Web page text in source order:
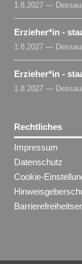
1.8.2027 —
Erzieher​*in -
1.8.2027 —
Erzieher​*in -
1.8.2027 —
Rechtliches
Impressum
Datenschutz
Cookie-